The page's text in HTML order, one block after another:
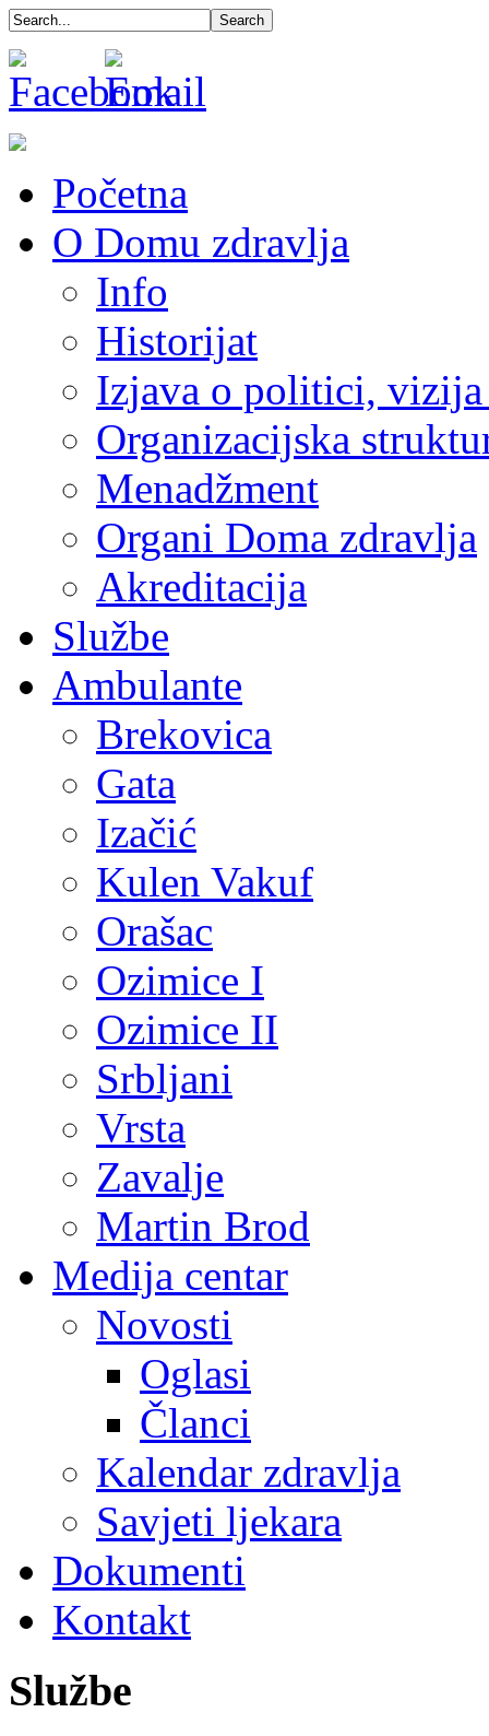
Početna
O Domu zdravlja
Info
Historijat
Izjava o politici,
Organizacijska
Menadžment
Organi Doma zdravlja
Akreditacija
Službe
Ambulante
Brekovica
Gata
Izačić
Kulen Vakuf
Orašac
Ozimice I
Ozimice II
Srbljani
Vrsta
Zavalje
Martin Brod
Medija centar
Novosti
Oglasi
Članci
Kalendar zdravlja
Savjeti ljekara
Dokumenti
Kontakt
Službe